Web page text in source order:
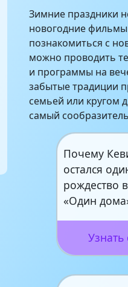
Зимние праздники
новогодние фильмы
познакомиться с
можно проводить
и программы на
забытые традиции
семьей или кругом
самый
Почему
остался
рождество
«Один
Узнать